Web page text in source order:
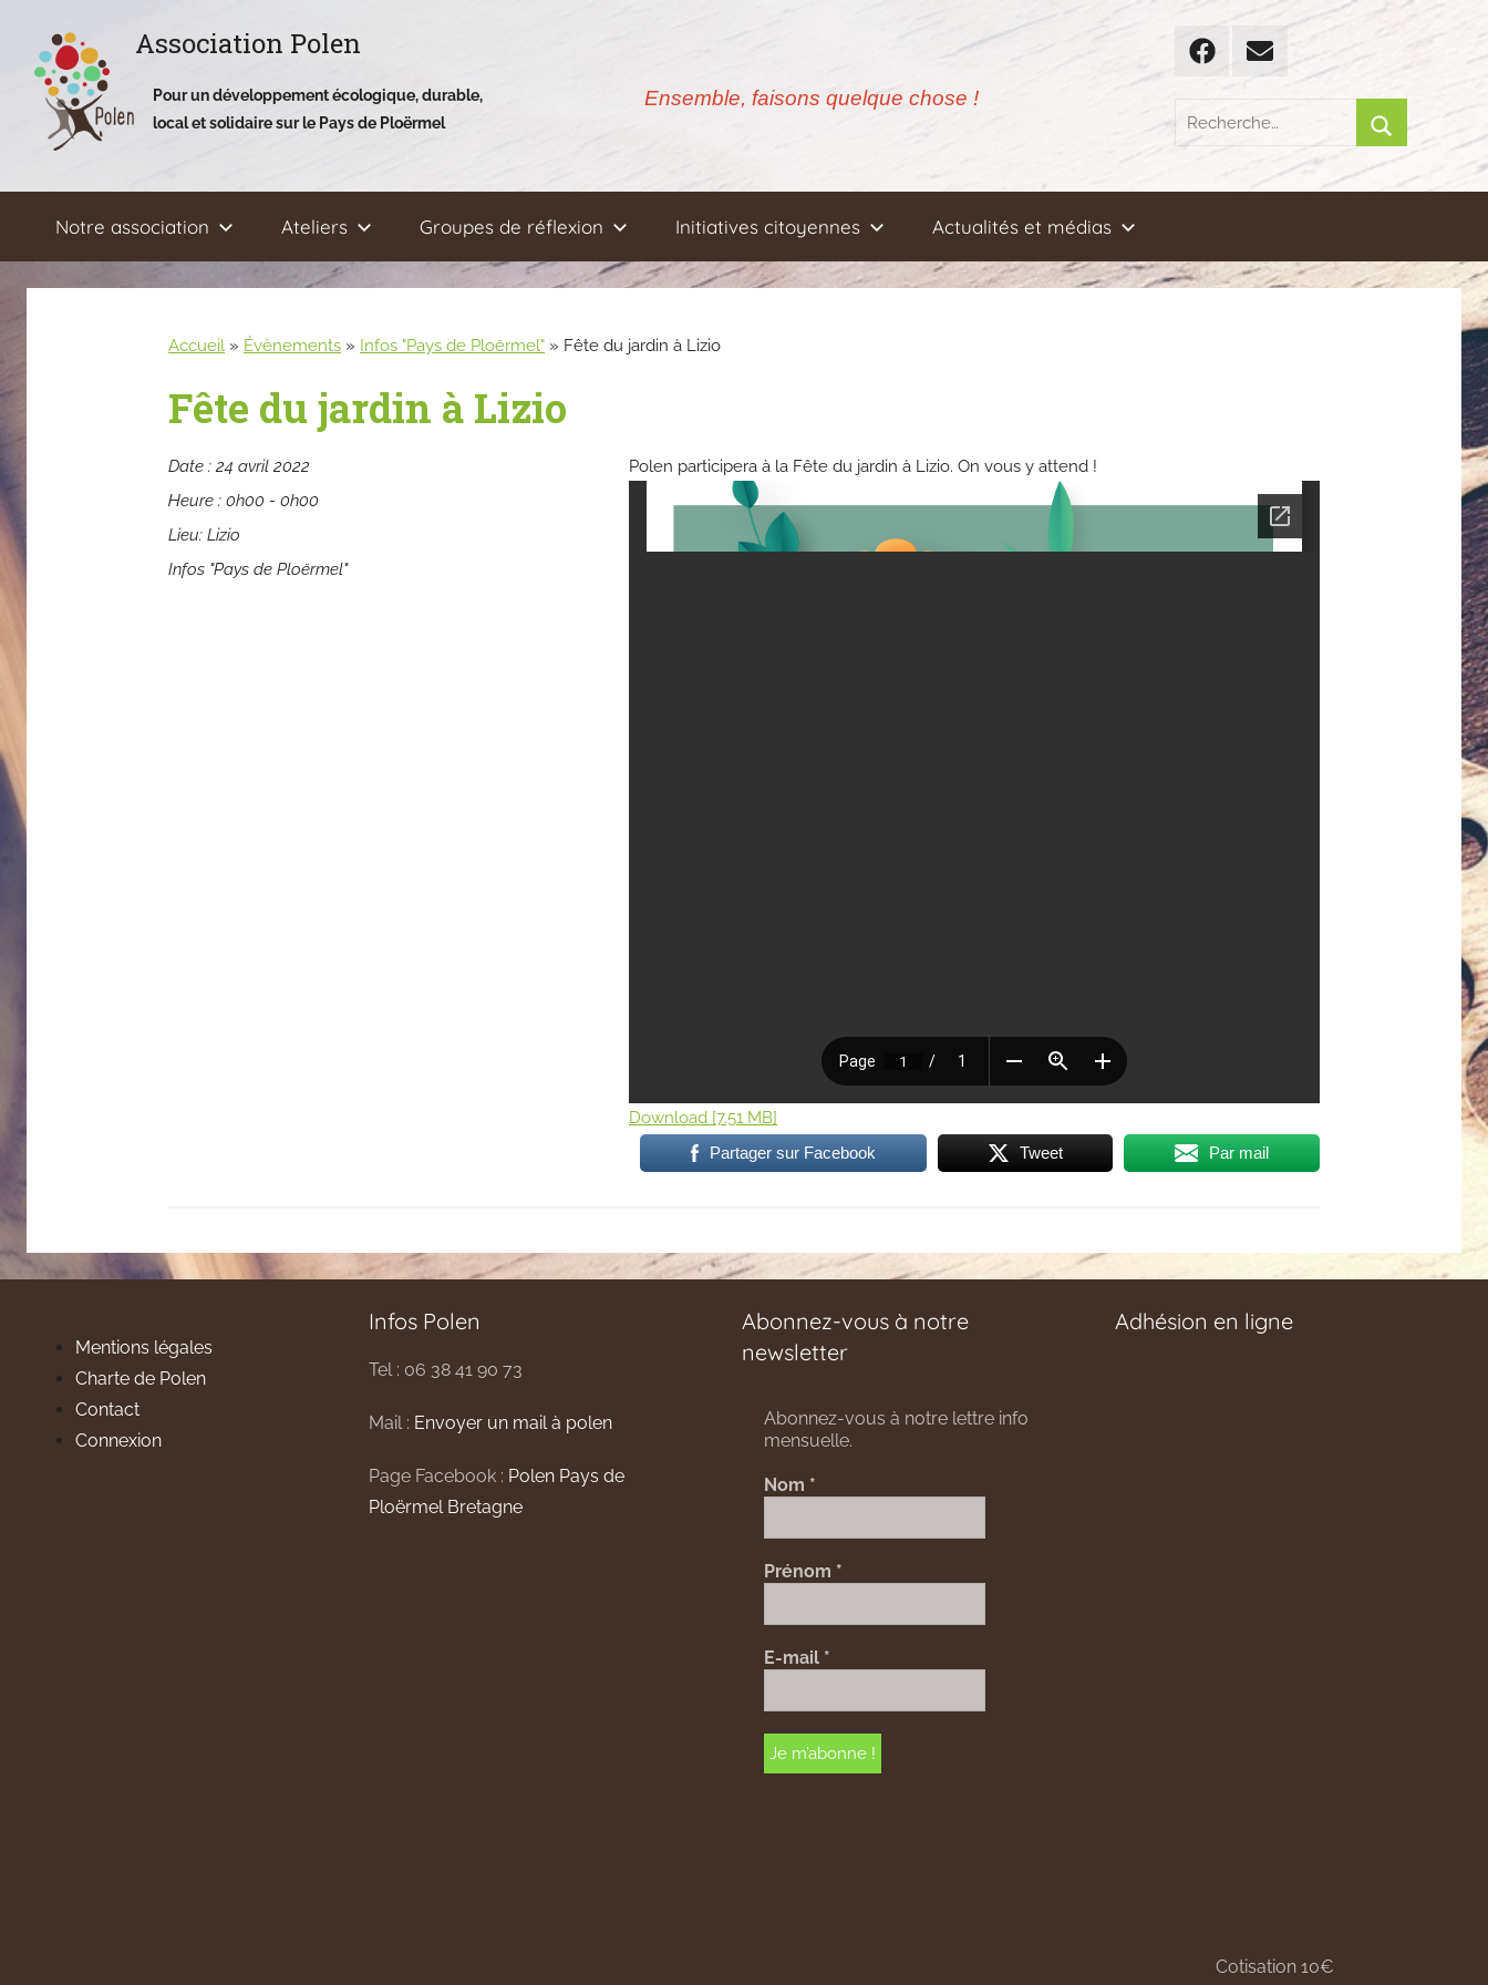
contenu
Association Polen
Pour un développement écologique, durable,
local et solidaire sur le Pays de Ploërmel
Ensemble, faisons quelque chose !
FacebookEmail
Recherche
pour
Rechercher
Notre association Ateliers Groupes de réflexion Initiatives citoyennes Actualités et médias
Accueil » Évènements » Infos "Pays de Ploërmel" » Fête du jardin à Lizio
Fête du jardin à Lizio
Date :24 avril 2022
Heure : 0h00 - 0h00
Lieu: Lizio
Infos "Pays de Ploërmel"
Polen participera à la Fête du jardin à Lizio. On vous y attend !
Download [7.51 MB]
Partager sur Facebook Tweet Par mail
Mentions légales
Charte de Polen
Contact
Connexion
Infos Polen
Tel : 06 38 41 90 73
Mail : Envoyer un mail à polen
Page Facebook : Polen Pays de
Ploërmel Bretagne
Abonnez-vous à notre
newsletter
Abonnez-vous à notre lettre info
mensuelle.
Nom *
Prénom *
E-mail *
Adhésion en ligne
Cotisation 10€